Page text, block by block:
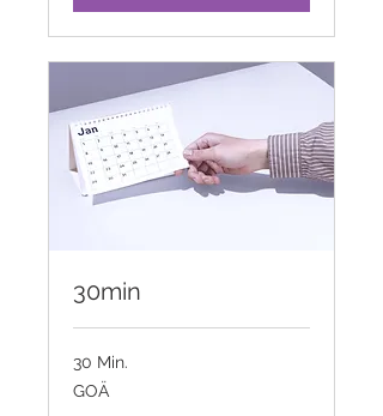
30min
30 Min.
GOÄ
GOÄ